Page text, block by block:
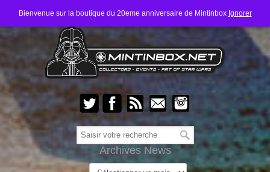
Bienvenue sur la boutique du 20eme anniversaire de Mintinbox Ignorer
Archives News